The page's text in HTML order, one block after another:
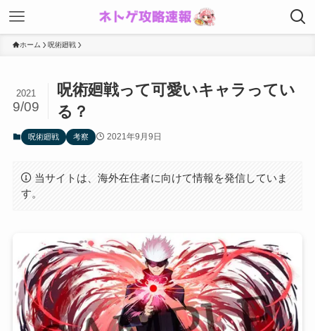
ホーム 呪術廻戦
呪術廻戦って可愛いキャラってい
る？
2021
9/09
呪術廻戦 考察 2021年9月9日
当サイトは、海外在住者に向けて情報を発信していま
す。